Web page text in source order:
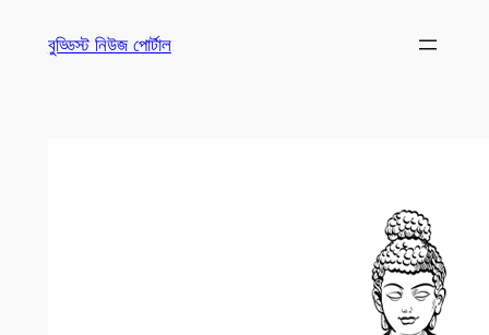
বুড্ডিস্ট নিউজ পোর্টাল